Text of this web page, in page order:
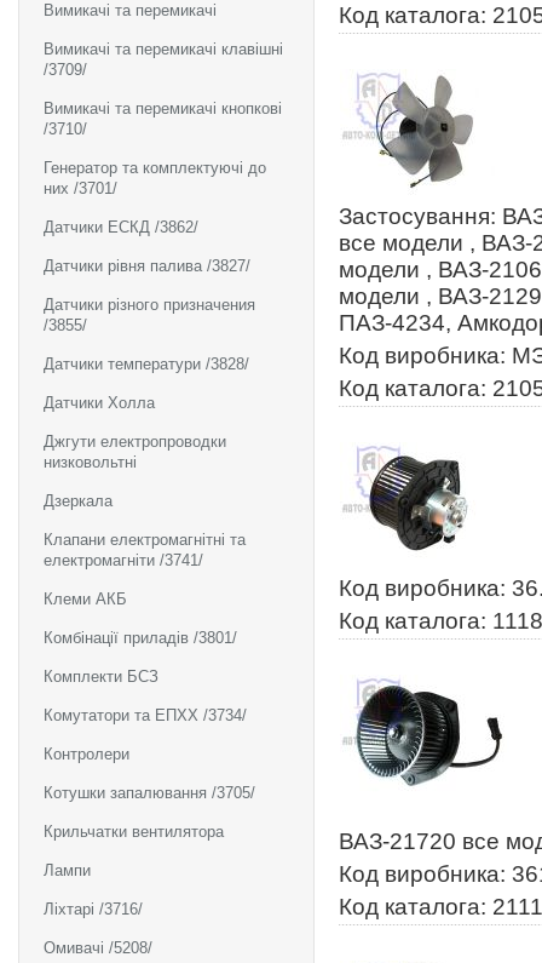
Вимикачі та перемикачі
Вимикачі та перемикачі клавішні
/3709/
Вимикачі та перемикачі кнопкові
/3710/
Генератор та комплектуючі до
них /3701/
Датчики ЕСКД /3862/
Датчики рівня палива /3827/
Датчики різного призначения
/3855/
Датчики температури /3828/
Датчики Холла
Джгути електропроводки
низковольтні
Дзеркала
Клапани електромагнітні та
електромагніти /3741/
Клеми АКБ
Комбінації приладів /3801/
Комплекти БСЗ
Комутатори та ЕПХХ /3734/
Контролери
Котушки запалювання /3705/
Крильчатки вентилятора
Лампи
Ліхтарі /3716/
Омивачі /5208/
Код каталога:
Застосування:
все модели , ВАЗ-
модели , ВАЗ-
модели , ВАЗ-
ПАЗ-4234,
Код виробника:
Код каталога:
Код виробника:
Код каталога:
ВАЗ-21720 все
Код виробника:
Код каталога: